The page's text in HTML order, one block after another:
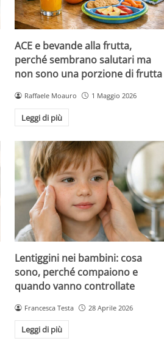
ACE e bevande alla frutta,
perché sembrano salutari ma
non sono una porzione di frutta
Raffaele Moauro 1 Maggio 2026
Leggi di più
Lentiggini nei bambini: cosa
sono, perché compaiono e
quando vanno controllate
Francesca Testa 28 Aprile 2026
Leggi di più